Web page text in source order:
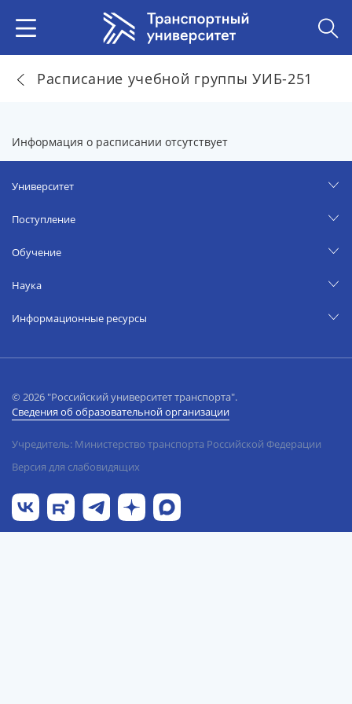
Расписание учебной группы УИБ-251
Информация о расписании отсутствует
Университет
Поступление
Обучение
Наука
Информационные ресурсы
© 2026 "Российский университет транспорта".
Сведения об образовательной организации
Учредитель: Министерство транспорта Российской Федерации
Версия для слабовидящих